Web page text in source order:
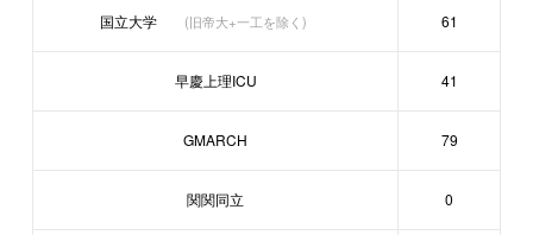
国立大学 (旧帝大+一工を除く) 61
早慶上理ICU 41
GMARCH 79
関関同立 0